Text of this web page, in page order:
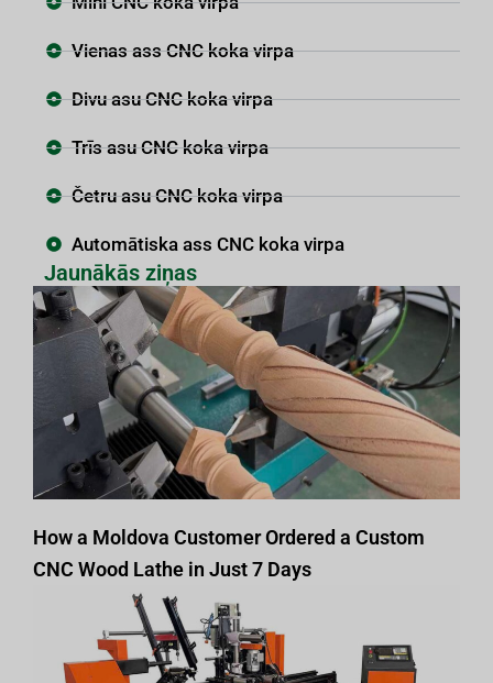
Vienas ass CNC koka virpa
Divu asu CNC koka virpa
Trīs asu CNC koka virpa
Četru asu CNC koka virpa
Automātiska ass CNC koka virpa
Jaunākās ziņas
How a Moldova Customer Ordered a Custom
CNC Wood Lathe in Just 7 Days